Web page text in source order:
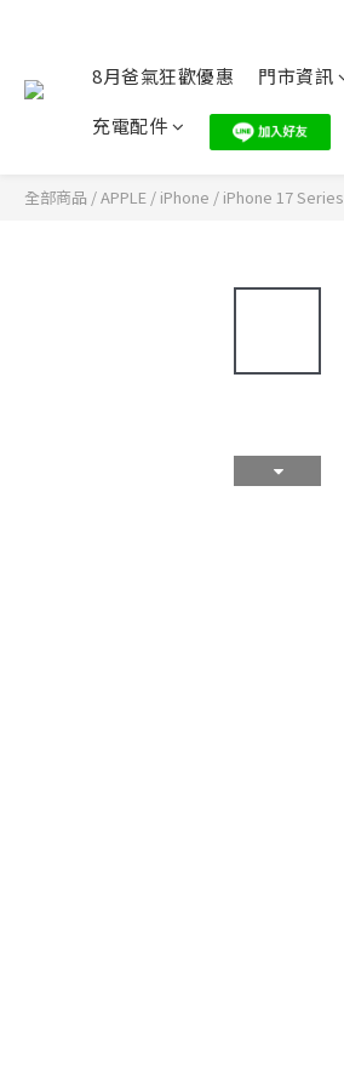
8月爸氣狂歡優惠 門市資訊
充電配件
全部商品 /APPLE / iPhone / iPhone 17 Series